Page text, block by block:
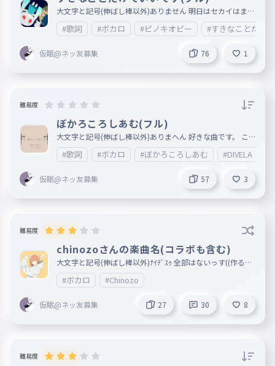
大文字と記号(伸ばし棒以外)ありません 明日はセカイはまだ
始まってすらいない作ります プロセカ追加ありがとう。 本
家様⇨https://www.youtube.com/watch?v=mYHJPb9PuU
M
#歌詞 #ボカロ #ピノキオピー #すきなことだけ
仮眠@ネッ友募集 76 1
難易度
ぼかろころしあむ(フル)
大文字と記号(伸ばし棒以外)ありまへん 好きな曲です。 こ
れの＿＿さんのが大好きです。
#歌詞 #ボカロ #ぼかろころしあむ #DIVELA
仮眠@ネッ友募集 57 3
難易度
chinozoさんの楽曲名(コラボも含む)
大文字と記号(伸ばし棒以外)ﾅｲﾃﾞｽｩ 全部はないっす((作るの
がだr(殴) わいがchinozoさん好きなので作りました。 chino
zoさん好き繋がりませんか！！！、！！
#ボカロ #Chinozo
仮眠@ネッ友募集 27 30 8
難易度